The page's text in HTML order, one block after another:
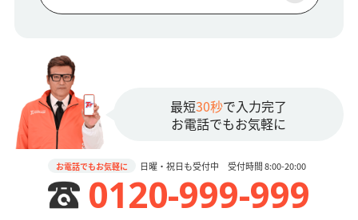
最短30秒で入力完了
お電話でもお気軽に
お電話でもお気軽に 日曜・祝日も受付中 受付時間 8:00-20:00
0120-999-999